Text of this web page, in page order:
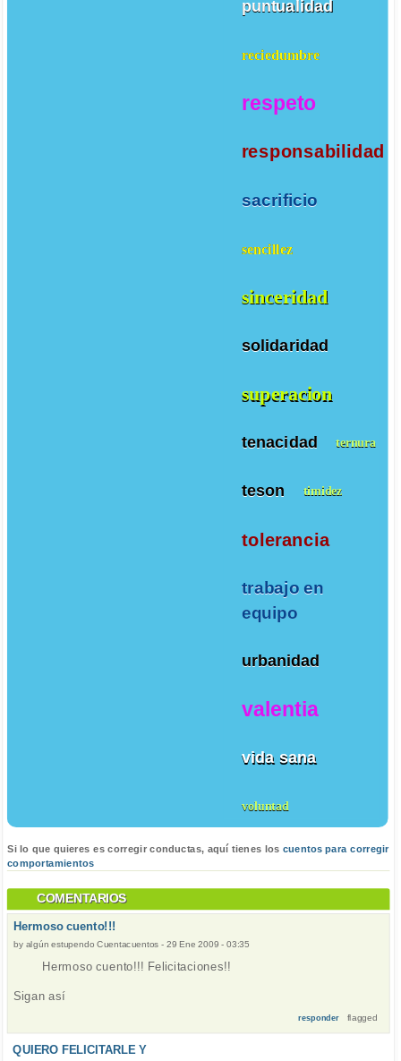
puntualidad
reciedumbre
respeto
responsabilidad
sacrificio
sencillez
sinceridad
solidaridad
superacion
tenacidad ternura
teson timidez
tolerancia
trabajo en
equipo
urbanidad
valentia
vida sana
voluntad
Si lo que quieres es corregir conductas, aquí tienes los cuentos para corregir
comportamientos
COMENTARIOS
Hermoso cuento!!!
by algún estupendo Cuentacuentos - 29 Ene 2009 - 03:35
Hermoso cuento!!! Felicitaciones!!
Sigan así
responder flagged
QUIERO FELICITARLE Y